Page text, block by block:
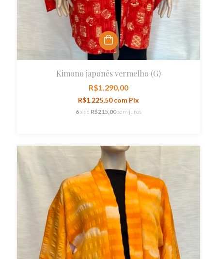
Kimono japonês vermelho (G)
R$1.290,00
R$1.225,50com Pix
6x de R$215,00 sem juros